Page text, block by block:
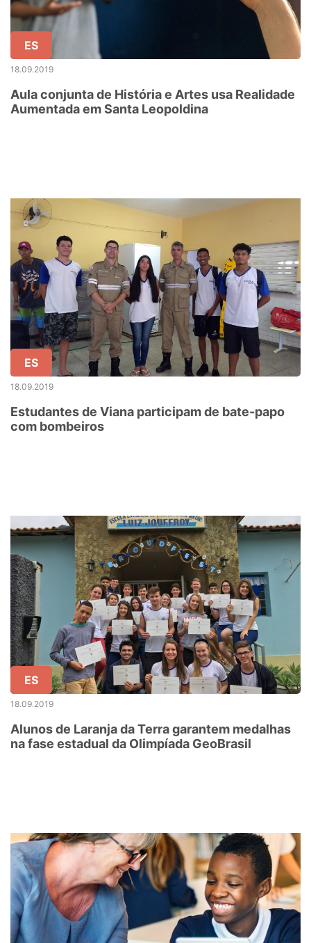
ES
18.09.2019
Aula conjunta de História e Artes usa Realidade
Aumentada em Santa Leopoldina
ES
18.09.2019
Estudantes de Viana participam de bate-papo
com bombeiros
ES
18.09.2019
Alunos de Laranja da Terra garantem medalhas
na fase estadual da Olimpíada GeoBrasil